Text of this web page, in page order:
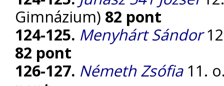
Gimnázium) 82 pont
124-125. Menyhárt Sándor
82 pont
126-127. Németh Zsófia11.